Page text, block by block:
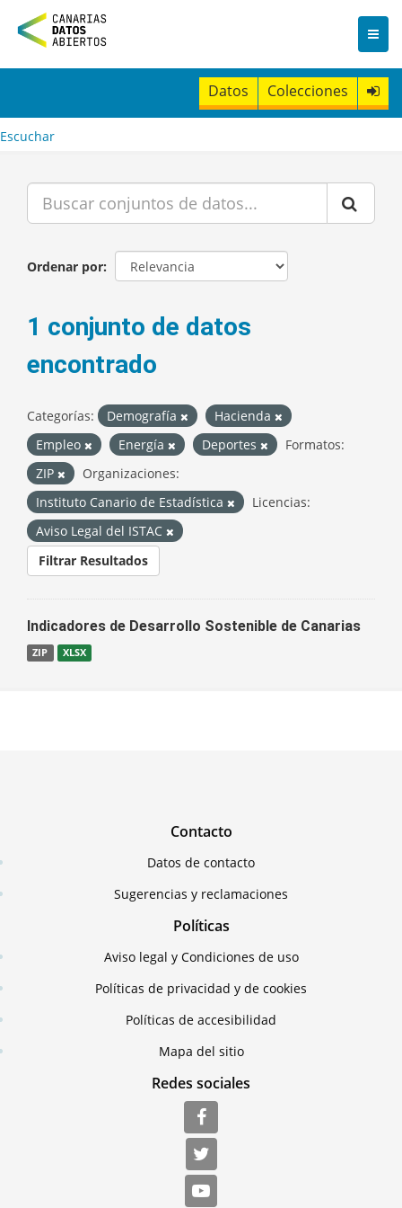
n
t
Datos Colecciones
Escuchar
Ordenar por
1 conjunto de datos
encontrado
Categorías: Demografía
Hacienda
Empleo
Energía Deportes
Formatos:
ZIP
Organizaciones:
Instituto Canario de Estadística
Licencias:
Aviso Legal del ISTAC
Filtrar Resultados
Indicadores de Desarrollo Sostenible de Canarias
ZIP XLSX
Contacto
Datos de contacto
Sugerencias y reclamaciones
Políticas
Aviso legal y Condiciones de uso
Políticas de privacidad y de cookies
Políticas de accesibilidad
Mapa del sitio
Redes sociales